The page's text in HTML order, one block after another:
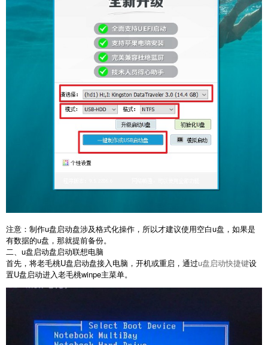
注意：制作u盘启动盘涉及格式化操作，所以才建议使用空白u盘，如果是
有数据的u盘，那就提前备份。
二、u盘启动盘启动联想电脑
首先，将老毛桃U盘启动盘接入电脑，开机或重启，通过u盘启动快捷键设
置U盘启动进入老毛桃winpe主菜单。